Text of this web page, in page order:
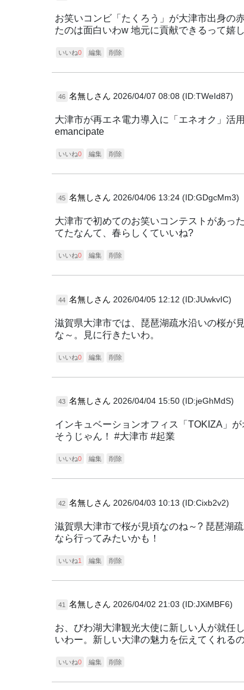
お笑いコンビ「たくろう」が大津市出身の
たのは面白いわw 地元に貢献できるって嬉
いいね0 編集 削除
46 名無しさん 2026/04/07 08:08 (ID:TWeId87)
大津市が再エネ電力導入に「エネオク」活
emancipate
いいね0 編集 削除
45 名無しさん 2026/04/06 13:24 (ID:GDgcMm3)
大津市で初めてのお笑いコンテストがあっ
てたなんて、春らしくていいね?
いいね0 編集 削除
44 名無しさん 2026/04/05 12:12 (ID:JUwkvIC)
滋賀県大津市では、琵琶湖疏水沿いの桜が
な～。見に行きたいわ。
いいね0 編集 削除
43 名無しさん 2026/04/04 15:50 (ID:jeGhMdS)
インキュベーションオフィス「TOKIZA」
そうじゃん！ #大津市 #起業
いいね0 編集 削除
42 名無しさん 2026/04/03 10:13 (ID:Cixb2v2)
滋賀県大津市で桜が見頃なのね～? 琵琶湖
なら行ってみたいかも！
いいね1 編集 削除
41 名無しさん 2026/04/02 21:03 (ID:JXiMBF6)
お、びわ湖大津観光大使に新しい人が就任
いわー。新しい大津の魅力を伝えてくれる
いいね0 編集 削除